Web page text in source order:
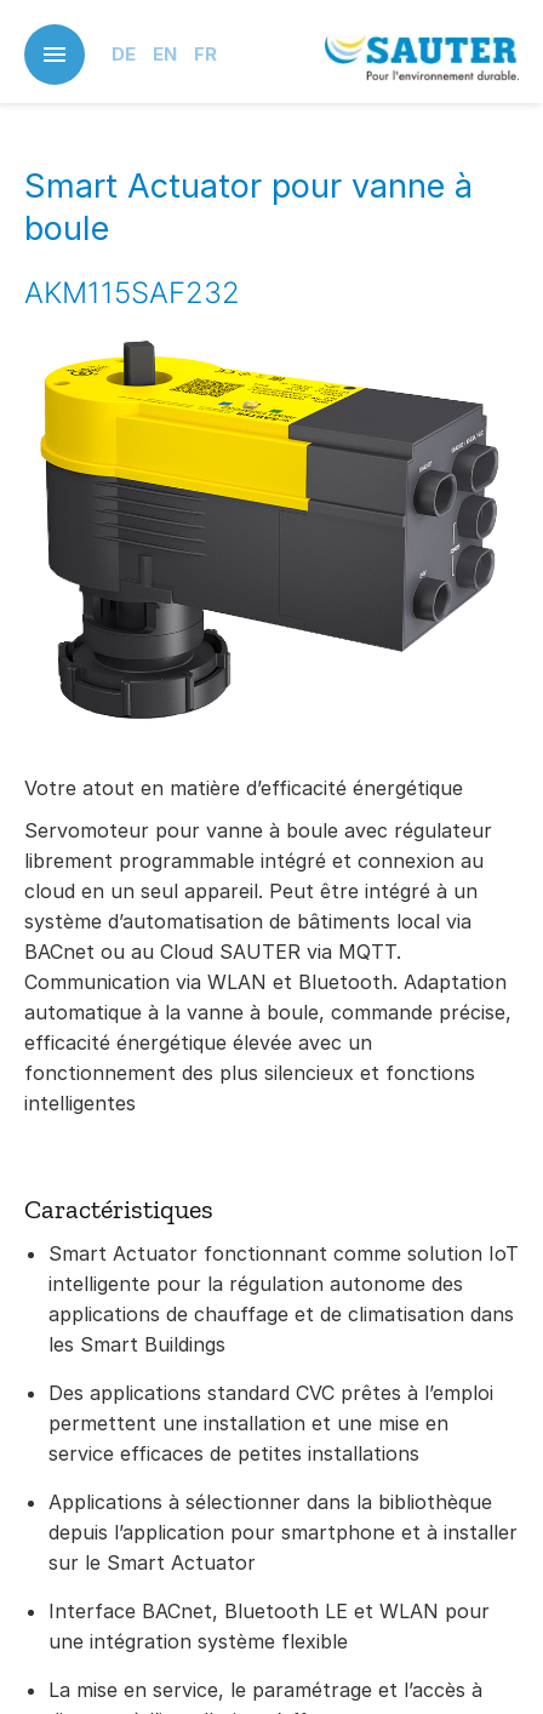
main
content
DE EN FR
Smart Actuator pour vanne à
boule
AKM115SAF232
Votre atout en matière d’efficacité énergétique
Servomoteur pour vanne à boule avec régulateur
librement programmable intégré et connexion au
cloud en un seul appareil. Peut être intégré à un
système d’automatisation de bâtiments local via
BACnet ou au Cloud SAUTER via MQTT.
Communication via WLAN et Bluetooth. Adaptation
automatique à la vanne à boule, commande précise,
efficacité énergétique élevée avec un
fonctionnement des plus silencieux et fonctions
intelligentes
Caractéristiques
Smart Actuator fonctionnant comme solution IoT
intelligente pour la régulation autonome des
applications de chauffage et de climatisation dans
les Smart Buildings
Des applications standard CVC prêtes à l’emploi
permettent une installation et une mise en
service efficaces de petites installations
Applications à sélectionner dans la bibliothèque
depuis l’application pour smartphone et à installer
sur le Smart Actuator
Interface BACnet, Bluetooth LE et WLAN pour
une intégration système flexible
La mise en service, le paramétrage et l’accès à